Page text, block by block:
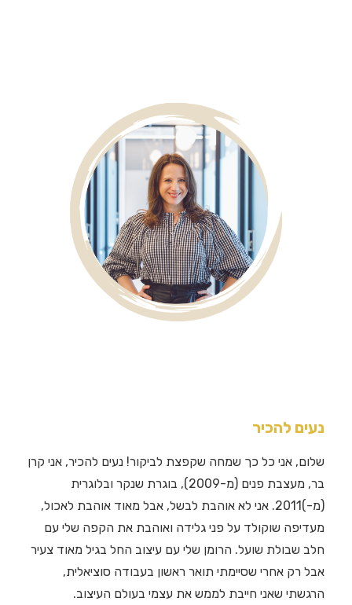
נעים להכיר
שלום, אני כל כך שמחה שקפצת לביקור! נעים להכיר, אני קרן
בר, מעצבת פנים (מ-2009), בוגרת שנקר ובלוגרית
(מ-)2011. אני לא אוהבת לבשל, אבל מאוד אוהבת לאכול,
מעדיפה שוקולד על פני גלידה ואוהבת את הקפה שלי עם
חלב שבולת שועל. הרומן שלי עם עיצוב החל בגיל מאוד צעיר
אבל רק אחרי שסיימתי תואר ראשון בעבודה סוציאלית,
הרגשתי שאני חייבת לממש את עצמי בעולם העיצוב.